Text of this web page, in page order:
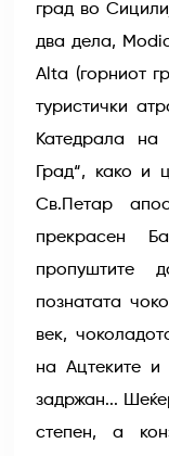
град во
два дела,
Alta (горниот
туристички
Катедрала на
Град“, како и
Св.Петар
прекрасен
пропуштите
познатата
век,
на Ацтеките
задржан...
степен, а